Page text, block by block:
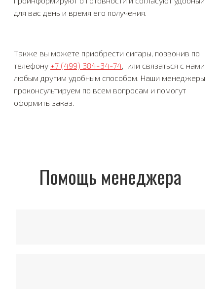
для вас день и время его получения.
Также вы можете приобрести сигары, позвонив по
телефону +7 (499) 384-34-74, или связаться с нами
любым другим удобным способом. Наши менеджеры
проконсультируем по всем вопросам и помогут
оформить заказ.
Помощь менеджера